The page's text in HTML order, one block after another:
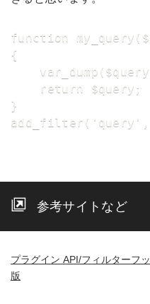
function
{
    return $query;
}
add_filter('query',
参考サイトなど
プラグイン API/フィルターフ
版